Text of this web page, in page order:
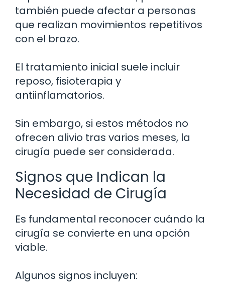
también puede afectar a personas
que realizan movimientos repetitivos
con el brazo.
El tratamiento inicial suele incluir
reposo, fisioterapia y
antiinflamatorios.
Sin embargo, si estos métodos no
ofrecen alivio tras varios meses, la
cirugía puede ser considerada.
Signos que Indican la
Necesidad de Cirugía
Es fundamental reconocer cuándo la
cirugía se convierte en una opción
viable.
Algunos signos incluyen: